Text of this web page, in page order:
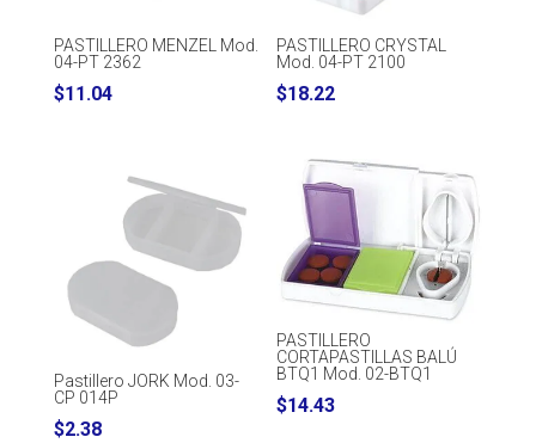
PASTILLERO MENZEL Mod.
04-PT 2362
$11.04
PASTILLERO CRYSTAL
Mod. 04-PT 2100
$18.22
Pastillero JORK Mod. 03-
CP 014P
$2.38
PASTILLERO
CORTAPASTILLAS BALÚ
BTQ1 Mod. 02-BTQ1
$14.43